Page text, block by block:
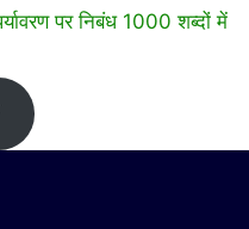
पर निबंध 1000 शब्दों में